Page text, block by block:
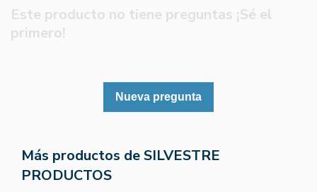
Este producto no tiene preguntas ¡Sé el
primero!
Nueva pregunta
Más productos de SILVESTRE
PRODUCTOS